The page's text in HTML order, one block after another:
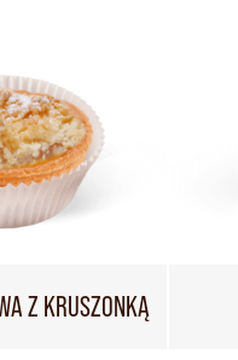
Z KRUSZONKĄ